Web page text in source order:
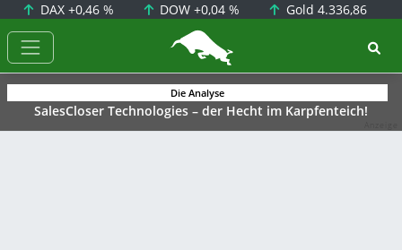
DAX +0,46 % DOW+0,04 % Gold 4.336,86
BörsenNEWS.de
Die Analyse
SalesCloser Technologies – der Hecht im Karpfenteich!